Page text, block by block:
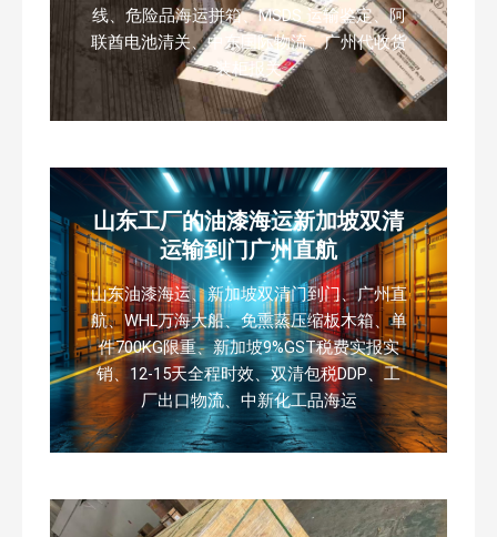
线、危险品海运拼箱、MSDS 运输鉴定、阿
联酋电池清关、中东国际物流、广州代收货
装柜报关
山东工厂的油漆海运新加坡双清
运输到门广州直航
山东油漆海运、新加坡双清门到门、广州直
航、WHL万海大船、免熏蒸压缩板木箱、单
件700KG限重、新加坡9%GST税费实报实
销、12-15天全程时效、双清包税DDP、工
厂出口物流、中新化工品海运